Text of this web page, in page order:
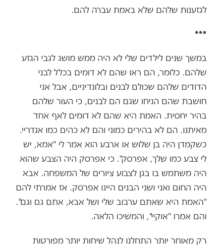
לגזענות שלהם שלא באמת עברה להם.
***
במשך שנים לילדים שלי לא היה ממש מושג לגבי הגזע
שלהם. כלומר, הם ראו שהם לא דומים בכלל לבני
הדודים שלהם שכולם לבנים ובלונדיניים, אבל אני
חושבת שהם הניחו שגם הם לבנים, כי העור שלהם
בהיר יחסית. האמת היא שהם לא דומים לאף אחד
מאיתנו. הם לא בהירים כמוני והם לא כהים כמו אנדריי.
כשקמדן היה בן שלוש או ארבע הוא אמר לי "אמא, יש
לי צבע כמו שלך, אפרסק". כי אפרסק היה הצבע שהוא
היה משתמש בו בגן לצבוע ציורים של המשפחה. אבא
היה החום ואני ושני הבנים היינו אפרסק. אז אמרתי להם
"האמת היא שאתם ערבוב שלי ושל אבא, אתם גם וגם".
והם אמרו "אוקיי", והמשיכו הלאה.
רק מאוחר יותר התחלנו לנהל שיחות יותר מפורטות